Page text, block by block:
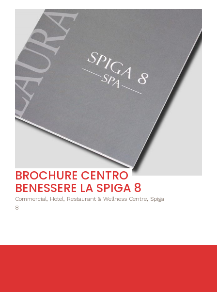
BROCHURE CENTRO
BENESSERE LA SPIGA 8
Commercial, Hotel, Restaurant & Wellness Centre, Spiga
8